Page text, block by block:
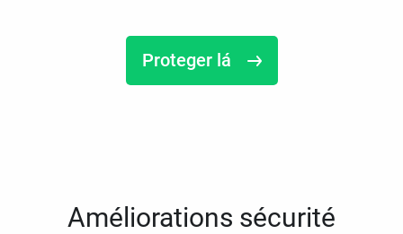
Proteger lá
Améliorations sécurité